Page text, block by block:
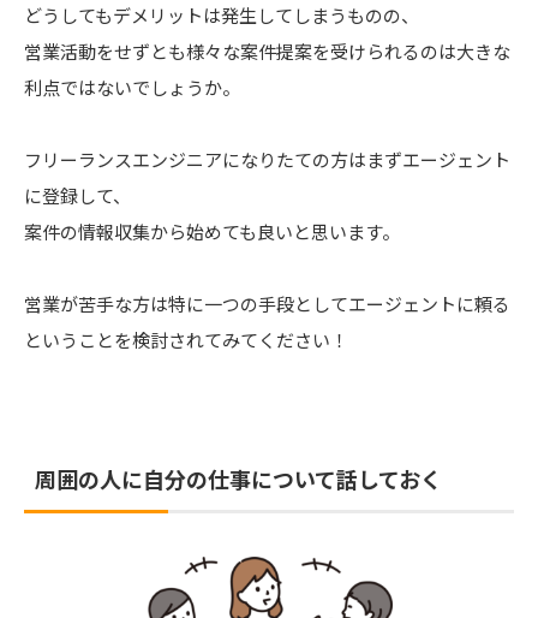
どうしてもデメリットは発生してしまうものの、
営業活動をせずとも様々な案件提案を受けられるのは大きな
利点ではないでしょうか。
フリーランスエンジニアになりたての方はまずエージェント
に登録して、
案件の情報収集から始めても良いと思います。
営業が苦手な方は特に一つの手段としてエージェントに頼る
ということを検討されてみてください！
周囲の人に自分の仕事について話しておく